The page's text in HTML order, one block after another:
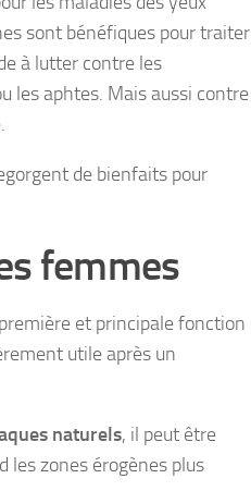
sont bénéfiques pour traiter
à lutter contre les
les aphtes. Mais aussi contre
de bienfaits pour
femmes
et principale fonction
utile après un
naturels, il peut être
les zones érogènes plus